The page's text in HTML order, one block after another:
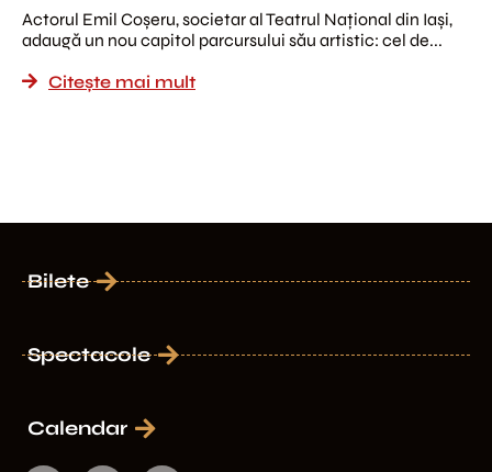
Actorul Emil Coșeru, societar al Teatrul Național din Iași,
adaugă un nou capitol parcursului său artistic: cel de...
Citește mai mult
Bilete
Spectacole
Calendar